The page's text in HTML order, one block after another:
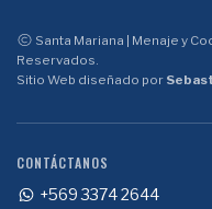
Santa Mariana | Menaje y
Reservados.
Sitio Web diseñado por
CONTÁCTANOS
+569 3374 2644